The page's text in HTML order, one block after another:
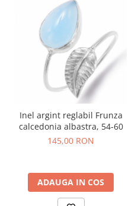
Bijuterii onix
Bijuterii opal
Bijuterii peridot
Bijuterii perle
Bijuterii piatra lunii
Bijuterii piatra soarelui
Bijuterii rodocrozit
Bijuterii rubin
Bijuterii sidef si abalone
Bijuterii smarald
Inel argint reglabil Frunza
calcedonia albastra, 54-60
145,00 RON
ADAUGA IN COS